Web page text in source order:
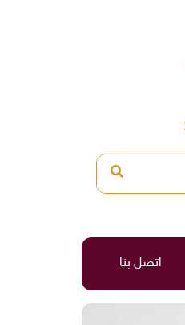
اتصل بنا